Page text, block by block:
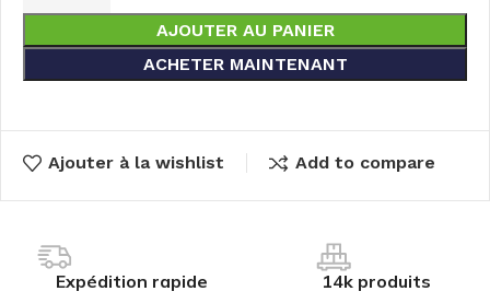
AJOUTER AU PANIER
ACHETER MAINTENANT
Ajouter à la wishlist Add to compare
Expédition rapide 14k produits